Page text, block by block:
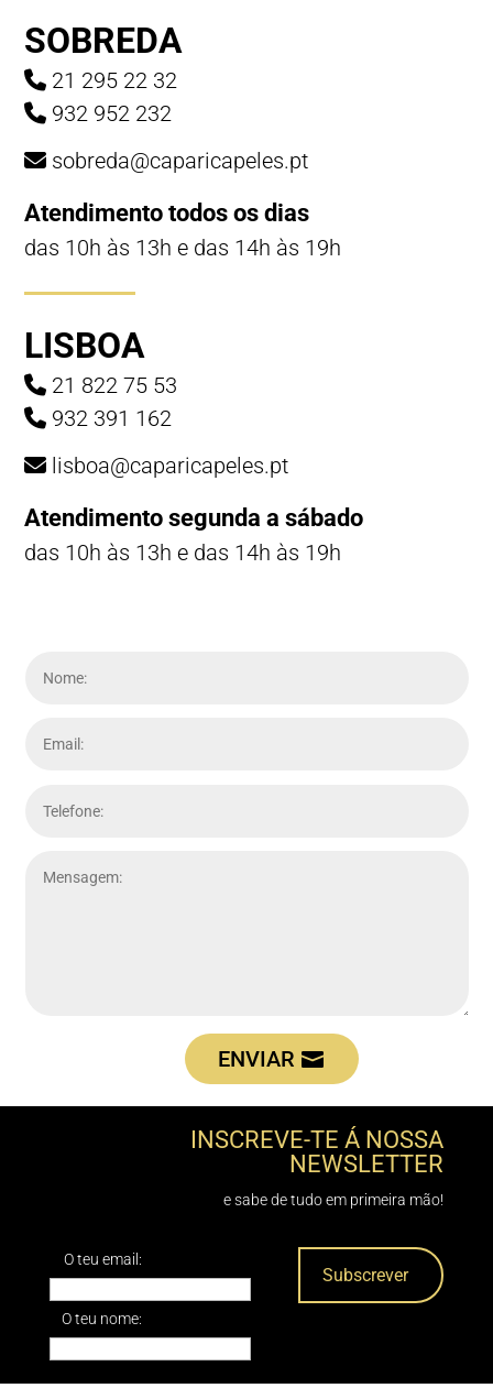
SOBREDA
21 295 22 32
932 952 232
sobreda@caparicapeles.pt
Atendimento todos os dias
das 10h às 13h e das 14h às 19h
LISBOA
21 822 75 53
932 391 162
lisboa@caparicapeles.pt
Atendimento segunda a sábado
das 10h às 13h e das 14h às 19h
ENVIAR
INSCREVE-TE Á NOSSA
NEWSLETTER
e sabe de tudo em primeira mão!
O teu email:
O teu nome: